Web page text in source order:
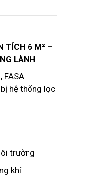
TÍCH 6 M² –
LÀNH
FASA
hệ thống lọc
trường
khí